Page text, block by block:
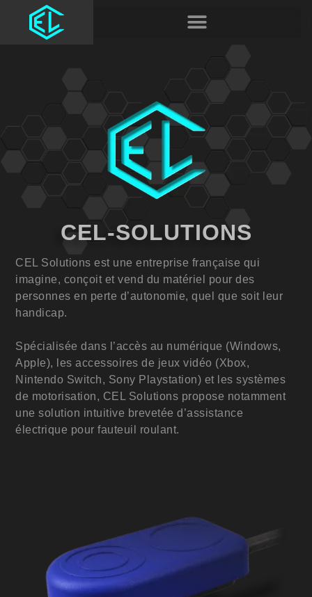
CEL-SOLUTIONS
CEL Solutions est une entreprise française qui
imagine, conçoit et vend du matériel pour des
personnes en perte d’autonomie, quel que soit leur
handicap.
Spécialisée dans l’accès au numérique (Windows,
Apple), les accessoires de jeux vidéo (Xbox,
Nintendo Switch, Sony Playstation) et les systèmes
de motorisation, CEL Solutions propose notamment
une solution intuitive brevetée d’assistance
électrique pour fauteuil roulant.